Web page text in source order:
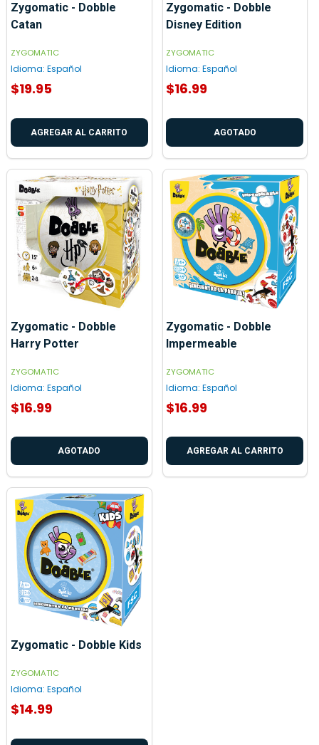
Zygomatic - Dobble
Catan
ZYGOMATIC
Idioma: Español
$19.95
AGREGAR AL CARRITO
Zygomatic - Dobble
Disney Edition
ZYGOMATIC
Idioma: Español
$16.99
AGOTADO
Zygomatic - Dobble
Harry Potter
ZYGOMATIC
Idioma: Español
$16.99
AGOTADO
Zygomatic - Dobble
Impermeable
ZYGOMATIC
Idioma: Español
$16.99
AGREGAR AL CARRITO
Zygomatic - Dobble Kids
ZYGOMATIC
Idioma: Español
$14.99